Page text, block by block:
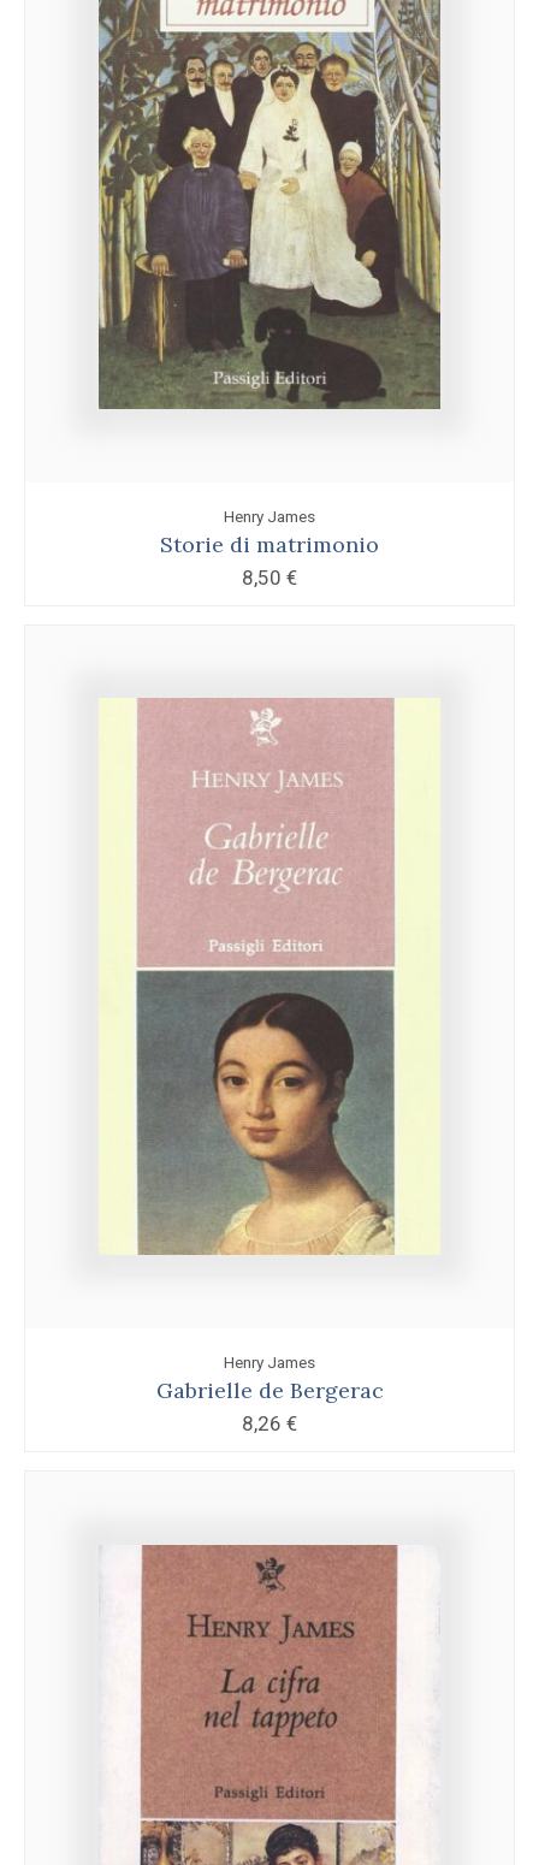
Henry James
Storie di matrimonio
8,50 €
Henry James
Gabrielle de Bergerac
8,26 €